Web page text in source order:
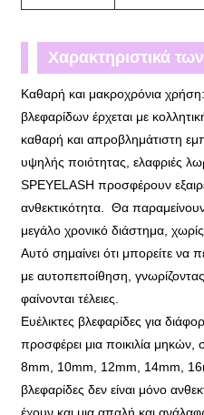
Χαρακτηριστικά
βλεφαρίδων χωρίς
Καθαρή και μακροχρόνια
βλεφαρίδων έρχεται με
καθαρή και απροβλημάτιστη
υψηλής ποιότητας, ελαφριές
SPEYELASH προσφέρουν
ανθεκτικότητα. Θα
μεγάλο χρονικό διάστημα,
Αυτό σημαίνει ότι μπορείτε να
με αυτοπεποίθηση,
φαίνονται τέλειες.
Ευέλικτες βλεφαρίδες για
προσφέρει μια ποικιλία
8mm, 10mm, 12mm, 14mm,
βλεφαρίδες δεν είναι μόνο